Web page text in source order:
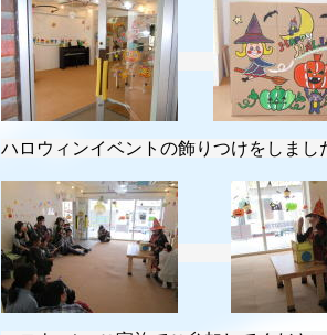
ハロウィンイベントの飾りつけをしま